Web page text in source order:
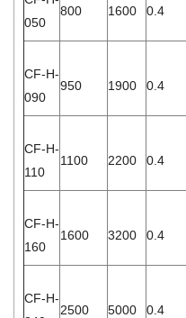
050
800 1600 0.4
CF-H-
090
950 1900 0.4
CF-H-
110
1100 2200 0.4
CF-H-
160
1600 3200 0.4
CF-H-
2500 5000 0.4